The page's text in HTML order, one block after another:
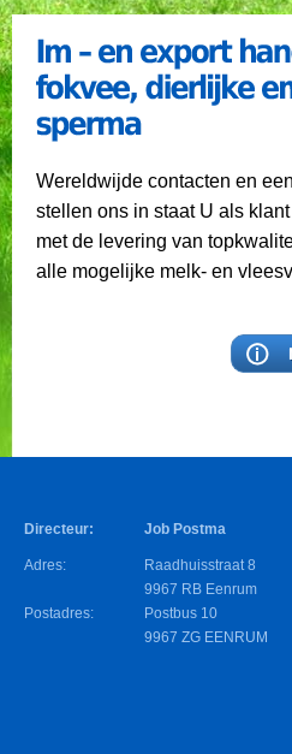
Wereldwijde contacten en
stellen ons in staat U als
met de levering van
alle mogelijke melk- en
Directeur: Job Postma
Adres:
Raadhuisstraat 8
9967 RB Eenrum
Postadres:
Postbus 10
9967 ZG EENRUM